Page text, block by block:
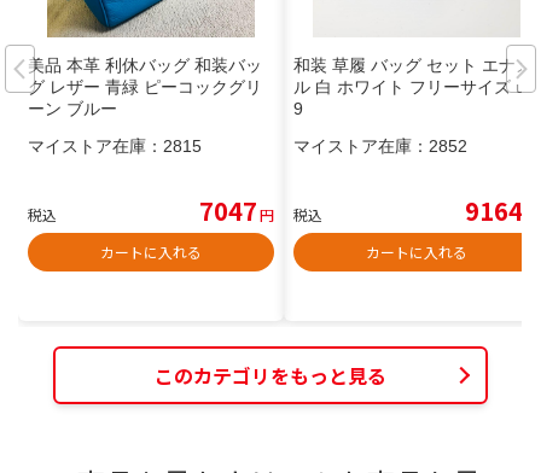
美品 本革 利休バッグ 和装バッ
グ レザー 青緑 ピーコックグリ
ーン ブルー
マイストア在庫： 2815
税込 7047円
カートに入れる
和装 草履 バッグ セット エナメ
ル 白 ホワイト フリーサイズ u5
9
マイストア在庫： 2852
税込 9164
カートに入れる
このカテゴリをもっと見る